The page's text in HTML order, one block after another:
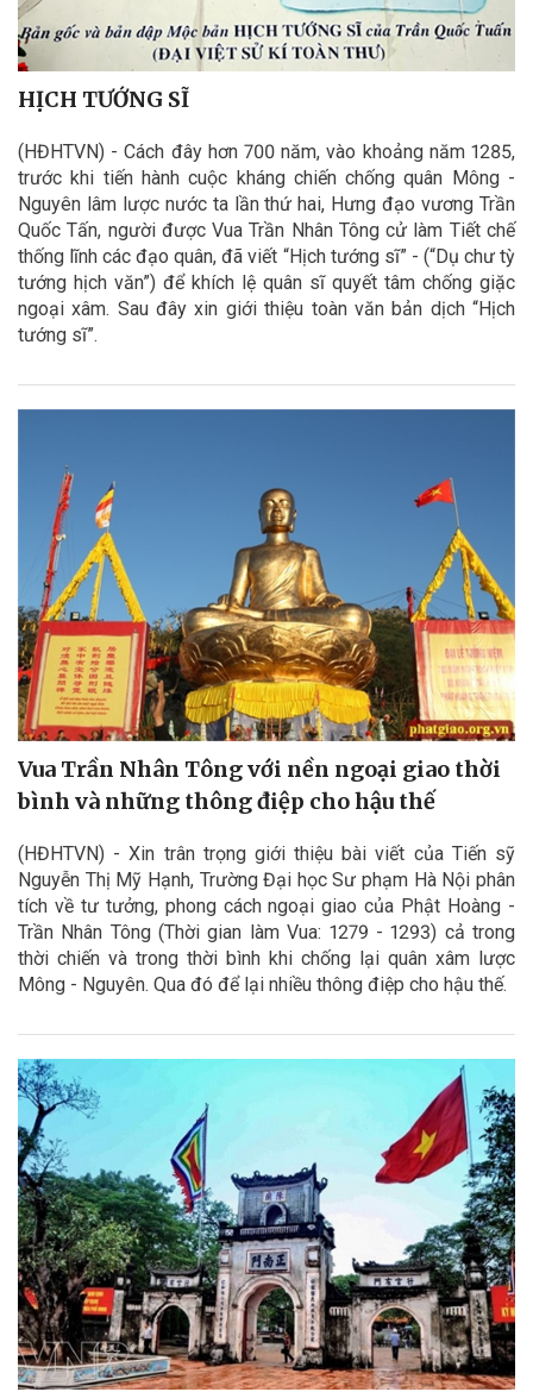
HỊCH TƯỚNG SĨ
(HĐHTVN) - Cách đây hơn 700 năm, vào khoảng năm 1285,
trước khi tiến hành cuộc kháng chiến chống quân Mông -
Nguyên lâm lược nước ta lần thứ hai, Hưng đạo vương Trần
Quốc Tấn, người được Vua Trần Nhân Tông cử làm Tiết chế
thống lĩnh các đạo quân, đã viết “Hịch tướng sĩ” - (“Dụ chư tỳ
tướng hịch văn”) để khích lệ quân sĩ quyết tâm chống giặc
ngoại xâm. Sau đây xin giới thiệu toàn văn bản dịch “Hịch
tướng sĩ”.
Vua Trần Nhân Tông với nền ngoại giao thời
bình và những thông điệp cho hậu thế
(HĐHTVN) - Xin trân trọng giới thiệu bài viết của Tiến sỹ
Nguyễn Thị Mỹ Hạnh, Trường Đại học Sư phạm Hà Nội phân
tích về tư tưởng, phong cách ngoại giao của Phật Hoàng -
Trần Nhân Tông (Thời gian làm Vua: 1279 - 1293) cả trong
thời chiến và trong thời bình khi chống lại quân xâm lược
Mông - Nguyên. Qua đó để lại nhiều thông điệp cho hậu thế.